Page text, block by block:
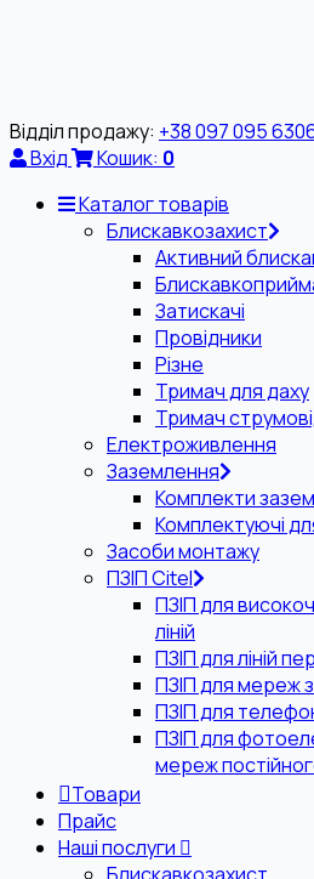
Відділ продажу: +38 097 095
Вхід
Кошик: 0
Каталог товарів
Блискавкозахист
Активний
Затискачі
Провідники
Різне
Тримач для даху
Тримач
Електроживлення
Заземлення
Комплекти
Комплектуючі
Засоби монтажу
ПЗІП Citel
ПЗІП для
ліній
ПЗІП для ліній
ПЗІП для мереж
ПЗІП для
ПЗІП для
мереж
Товари
Прайс
Наші послуги